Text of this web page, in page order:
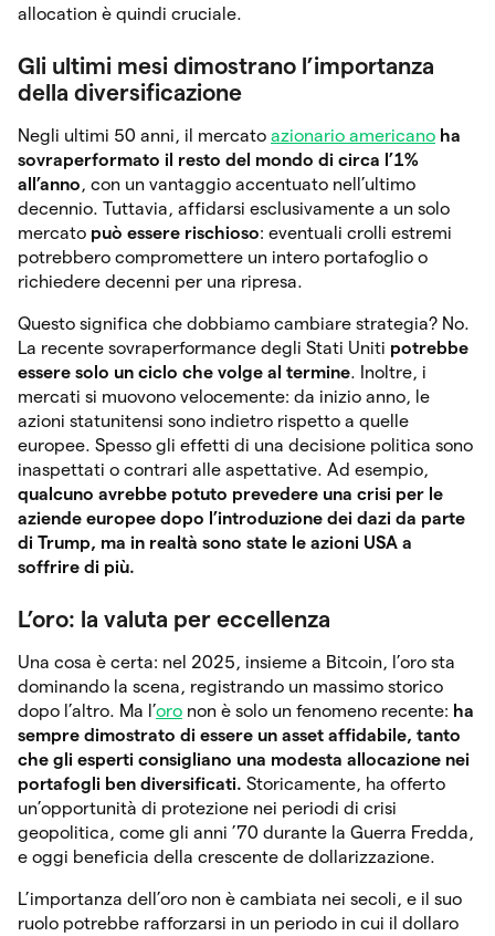
allocation è quindi cruciale.
Gli ultimi mesi dimostrano l’importanza
della diversificazione
Negli ultimi 50 anni, il mercato azionario americano ha
sovraperformato il resto del mondo di circa l’1%
all’anno, con un vantaggio accentuato nell’ultimo
decennio. Tuttavia, affidarsi esclusivamente a un solo
mercato può essere rischioso: eventuali crolli estremi
potrebbero compromettere un intero portafoglio o
richiedere decenni per una ripresa.
Questo significa che dobbiamo cambiare strategia? No.
La recente sovraperformance degli Stati Uniti potrebbe
essere solo un ciclo che volge al termine. Inoltre, i
mercati si muovono velocemente: da inizio anno, le
azioni statunitensi sono indietro rispetto a quelle
europee. Spesso gli effetti di una decisione politica sono
inaspettati o contrari alle aspettative. Ad esempio,
qualcuno avrebbe potuto prevedere una crisi per le
aziende europee dopo l’introduzione dei dazi da parte
di Trump, ma in realtà sono state le azioni USA a
soffrire di più.
L’oro: la valuta per eccellenza
Una cosa è certa: nel 2025, insieme a Bitcoin, l’oro sta
dominando la scena, registrando un massimo storico
dopo l’altro. Ma l’oro non è solo un fenomeno recente: ha
sempre dimostrato di essere un asset affidabile, tanto
che gli esperti consigliano una modesta allocazione nei
portafogli ben diversificati. Storicamente, ha offerto
un’opportunità di protezione nei periodi di crisi
geopolitica, come gli anni ’70 durante la Guerra Fredda,
e oggi beneficia della crescente de dollarizzazione.
L’importanza dell’oro non è cambiata nei secoli, e il suo
ruolo potrebbe rafforzarsi in un periodo in cui il dollaro